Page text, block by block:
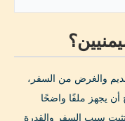
والغرض من السفر،
يجهز ملفًا واضحًا
سبب السفر والقدرة